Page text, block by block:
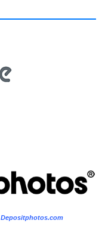
Depositphotos.com